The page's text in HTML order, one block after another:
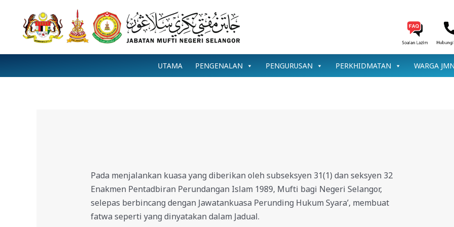
content
UTAMA PENGENALAN PENGURUSAN PERKHIDMATAN WARGA
Pada menjalankan kuasa yang diberikan oleh subseksyen 31(1) dan seksyen 32
Enakmen Pentadbiran Perundangan Islam 1989, Mufti bagi Negeri Selangor,
selepas berbincang dengan Jawatankuasa Perunding Hukum Syara’, membuat
fatwa seperti yang dinyatakan dalam Jadual.